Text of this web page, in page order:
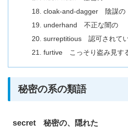
cloak-and-dagger 陰謀の
underhand 不正な闇の
surreptitious 認可されて
furtive こっそり盗み見す
秘密の系の類語
secret 秘密の、隠れた